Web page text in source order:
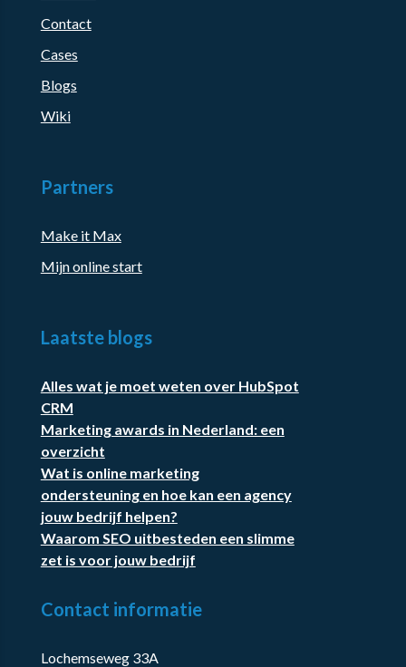
Contact
Cases
Blogs
Wiki
Partners
Make it Max
Mijn online start
Laatste blogs
Alles wat je moet weten over HubSpot
CRM
Marketing awards in Nederland: een
overzicht
Wat is online marketing
ondersteuning en hoe kan een agency
jouw bedrijf helpen?
Waarom SEO uitbesteden een slimme
zet is voor jouw bedrijf
Contact informatie
Lochemseweg 33A